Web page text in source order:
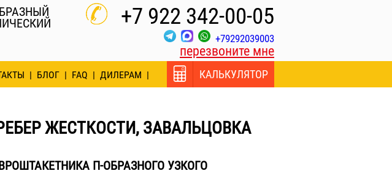
+7 922 342-00-05
+79292039003
перезвоните мне
БЛОГ FAQ ДИЛЕРАМ КАЛЬКУЛЯТОР
ЖЕСТКОСТИ, ЗАВАЛЬЦОВКА
П-ОБРАЗНОГО УЗКОГО